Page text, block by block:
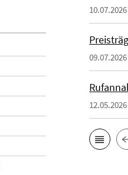
10.07.2026
09.07.2026
12.05.2026